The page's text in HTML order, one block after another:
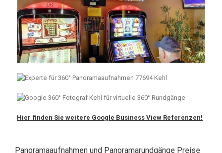
Hier finden Sie weitere Google Business View Referenzen!
Panoramaaufnahmen und Panoramarundgänge Preise